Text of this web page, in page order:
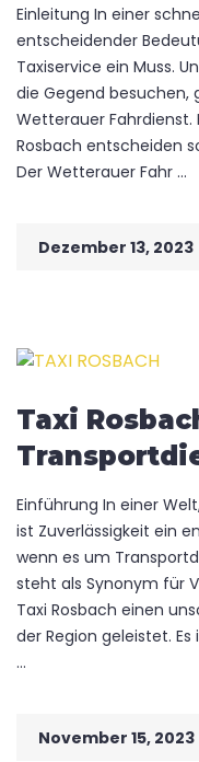
Einleitung In einer
entscheidender
Taxiservice ein Muss.
die Gegend besuchen,
Wetterauer Fahrdienst.
Rosbach entscheiden
Der Wetterauer Fahr ...
Dezember 13, 2023
Taxi
Einführung In einer
ist Zuverlässigkeit ein
wenn es um
steht als Synonym für
Taxi Rosbach einen
der Region geleistet.
...
November 15, 2023